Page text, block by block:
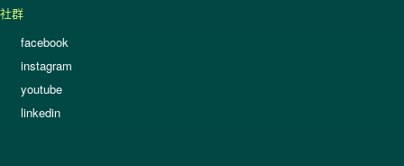
社群
facebook
instagram
youtube
linkedin